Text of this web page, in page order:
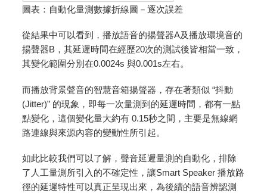
圖表：自動化量測數據折線圖－逐次誤差
從結果中可以看到，播放語音的揚聲器A及播放環境音的
揚聲器B，其延遲時間在經歷20次的測試後皆相當一致，
其變化範圍分別在0.0024s 與0.001s左右。
而播放背景聲音的智慧音箱揚聲器，存在著類似 “抖動
(Jitter)” 的現象，即每一次量測到的延遲時間，都有一點
點變化，這個變化量大約有 0.15秒之間，主要是無線網
路連線與來源內容的變動性所引起。
如此比較我們可以了解，聲音延遲量測的自動化，排除
了人工量測所引入的不確定性，讓Smart Speaker 播放路
徑的延遲特性可以真正呈現出來，為後續的語音辨認測